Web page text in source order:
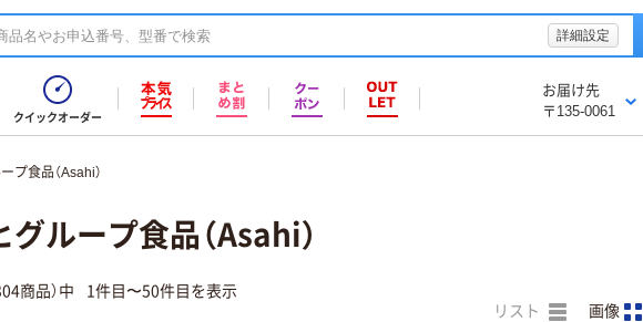
詳細設定
クイックオーダー
お届け先
〒135-0061
プ食品（Asahi）
グループ食品（Asahi）
商品）中 1件目〜50件目を表示
リスト 画像